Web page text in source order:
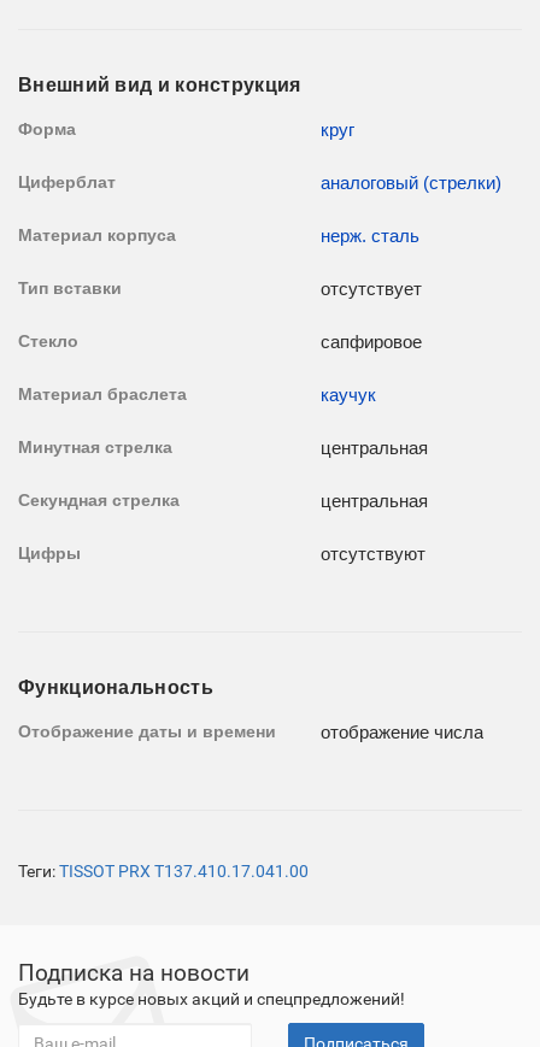
Внешний вид и конструкция
Форма круг
Циферблат аналоговый (стрелки)
Материал корпуса нерж. сталь
Тип вставки отсутствует
Стекло сапфировое
Материал браслета каучук
Минутная стрелка центральная
Секундная стрелка центральная
Цифры отсутствуют
Функциональность
Отображение даты и времени отображение числа
Теги:TISSOT PRX T137.410.17.041.00
Подписка на новости
Будьте в курсе новых акций и спецпредложений!